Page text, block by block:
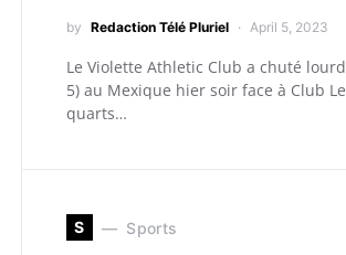
by Redaction Télé Pluriel April 5, 2023
Le Violette Athletic Club a chuté
5) au Mexique hier soir face à Club
quarts…
S Sports